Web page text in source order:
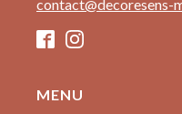
contact@decoresens-
MENU